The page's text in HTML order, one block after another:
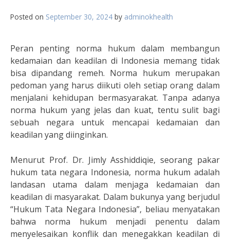
Posted on September 30, 2024 by adminokhealth
Peran penting norma hukum dalam membangun
kedamaian dan keadilan di Indonesia memang tidak
bisa dipandang remeh. Norma hukum merupakan
pedoman yang harus diikuti oleh setiap orang dalam
menjalani kehidupan bermasyarakat. Tanpa adanya
norma hukum yang jelas dan kuat, tentu sulit bagi
sebuah negara untuk mencapai kedamaian dan
keadilan yang diinginkan.
Menurut Prof. Dr. Jimly Asshiddiqie, seorang pakar
hukum tata negara Indonesia, norma hukum adalah
landasan utama dalam menjaga kedamaian dan
keadilan di masyarakat. Dalam bukunya yang berjudul
“Hukum Tata Negara Indonesia”, beliau menyatakan
bahwa norma hukum menjadi penentu dalam
menyelesaikan konflik dan menegakkan keadilan di